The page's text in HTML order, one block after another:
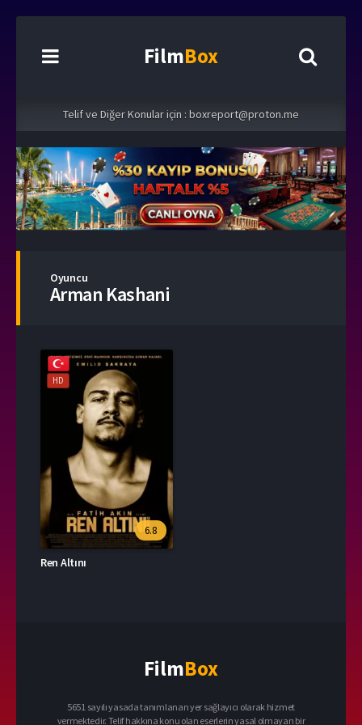
FilmBox
Telif ve Diğer Konular için : boxreport@proton.me
Oyuncu
Arman Kashani
HD
6.8
Ren Altını
FilmBox
5651 sayılı yasada tanımlanan yer sağlayıcı olarak hizmet
vermektedir. Telif hakkına konu olan eserlerin yasal olmayan bir